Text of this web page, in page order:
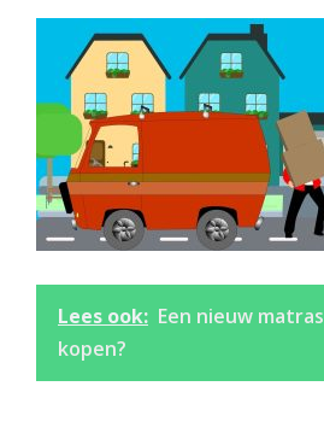
Lees ook: Een nieuw matras
kopen?